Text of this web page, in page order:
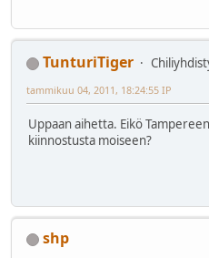
TunturiTiger
tammikuu 04, 2011, 18:24:55 IP
Uppaan aihetta. Eikö
kiinnostusta moiseen?
shp